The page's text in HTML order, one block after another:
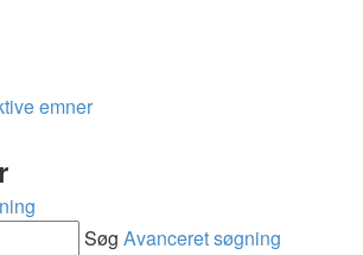
emner
Søg Avanceret søgning